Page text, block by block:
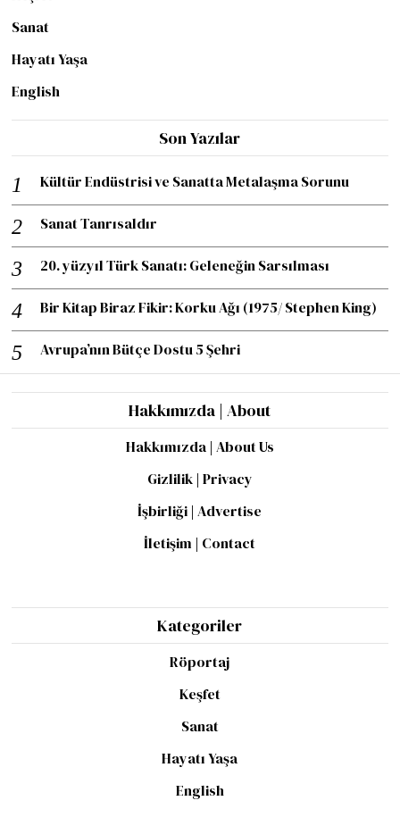
Sanat
Hayatı Yaşa
English
Son Yazılar
Kültür Endüstrisi ve Sanatta Metalaşma Sorunu
Sanat Tanrısaldır
20. yüzyıl Türk Sanatı: Geleneğin Sarsılması
Bir Kitap Biraz Fikir: Korku Ağı (1975/ Stephen King)
Avrupa’nın Bütçe Dostu 5 Şehri
Hakkımızda | About
Hakkımızda | About Us
Gizlilik | Privacy
İşbirliği | Advertise
İletişim | Contact
Kategoriler
Röportaj
Keşfet
Sanat
Hayatı Yaşa
English